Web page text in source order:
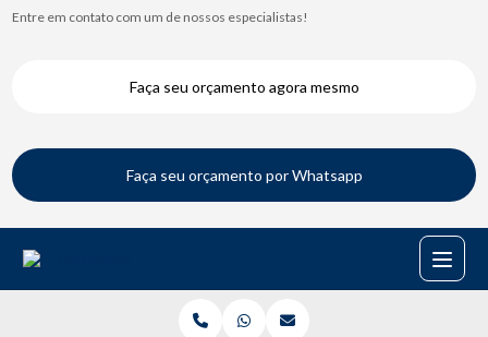
Entre em contato com um de nossos especialistas!
Faça seu orçamento agora mesmo
Faça seu orçamento por Whatsapp